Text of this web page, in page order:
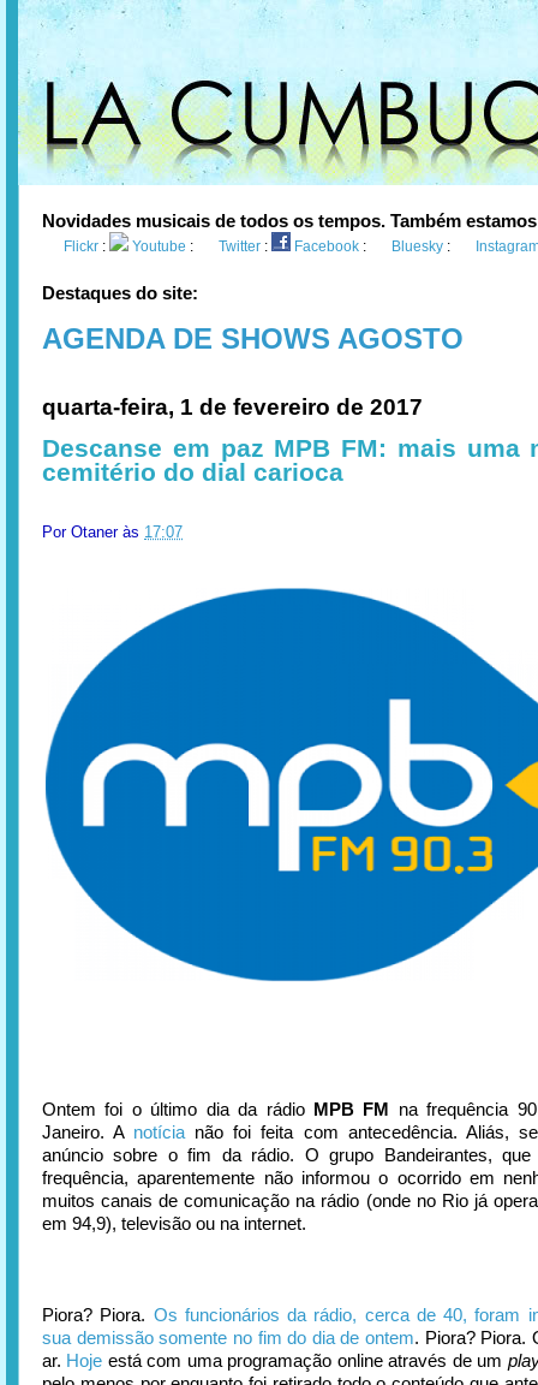
Novidades musicais de todos os tempos. Também
Flickr : Youtube : Twitter : Facebook : Bluesky :
Destaques do site:
AGENDA DE SHOWS AGOSTO
quarta-feira, 1 de fevereiro de 2017
Descanse em paz MPB FM: mais uma
cemitério do dial carioca
Por Otaner às 17:07
Ontem foi o último dia da rádio MPB FM na frequência
Janeiro. A notícia não foi feita com antecedência. Aliás,
anúncio sobre o fim da rádio. O grupo Bandeirantes, que
frequência, aparentemente não informou o ocorrido em
muitos canais de comunicação na rádio (onde no Rio já
em 94,9), televisão ou na internet.
Piora? Piora. Os funcionários da rádio, cerca de 40, foram
sua demissão somente no fim do dia de ontem. Piora? Piora.
ar. Hoje está com uma programação online através de um